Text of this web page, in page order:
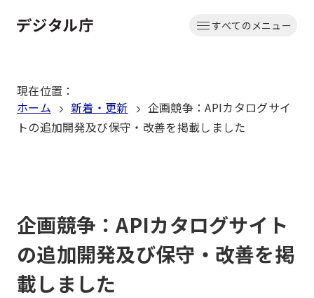
文
動
すべてのメニュー
現在位置 ：
ホーム
新着・更新
企画競争：APIカタログサイ
トの追加開発及び保守・改善を掲載しました
企画競争：APIカタログサイト
の追加開発及び保守・改善を掲
載しました